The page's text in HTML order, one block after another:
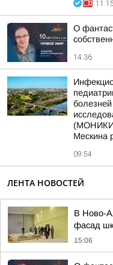
11:15
О
14:36
болезней
Мескина
09:54
ЛЕНТА НОВОСТЕЙ
В Ново-
фасад
15:06